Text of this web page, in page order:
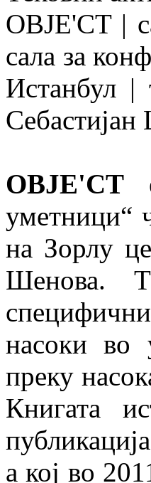
OBJE'CT |
сала за
Истанбул
OBJE'CT
уметници“
на Зорлу
Шенова.
насоки во
преку
Книгата
а кој во